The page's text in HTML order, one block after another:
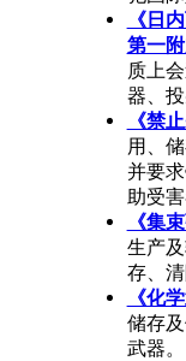
《日
第一
质上
器、
《禁
用、
并要
助受害
《集
生产
存、
《化
储存
武器。